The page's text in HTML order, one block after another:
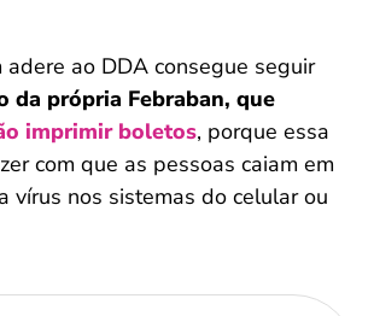
adere ao DDA consegue seguir
da própria Febraban, que
imprimir boletos, porque essa
com que as pessoas caiam em
vírus nos sistemas do celular ou